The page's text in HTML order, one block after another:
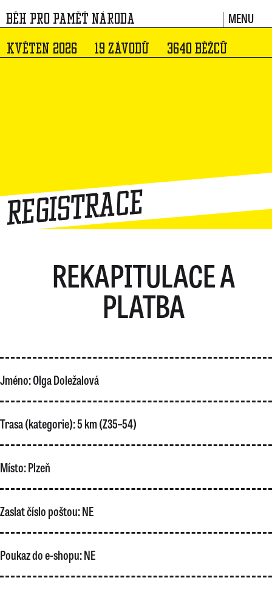
BĚH PRO PAMĚŤ NÁRODA MENU
KVĚTEN 2026 19 ZÁVODŮ 3640 BĚŽCŮ
Registrace
REKAPITULACE A
PLATBA
Jméno:Olga Doležalová
Trasa (kategorie):5 km (Z35–54)
Místo:Plzeň
Zaslat číslo poštou:NE
Poukaz do e-shopu:NE